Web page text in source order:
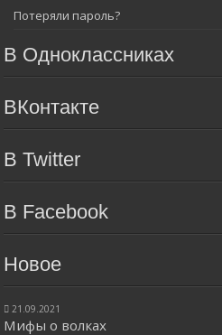
Потеряли пароль?
В Одноклассниках
ВКонтакте
В Twitter
В Facebook
Новое
21.09.2021
Мифы о волках